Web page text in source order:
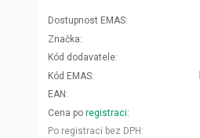
Dostupnost EMAS
Značka
Kód dodavatele
Kód EMAS
EAN
Cena po registraci
Po registraci bez DPH